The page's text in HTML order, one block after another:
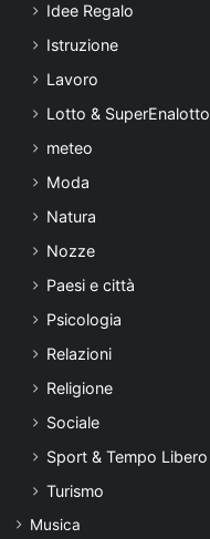
Idee Regalo
Istruzione
Lavoro
Lotto & SuperEnalotto
meteo
Moda
Natura
Nozze
Paesi e città
Psicologia
Relazioni
Religione
Sociale
Sport & Tempo Libero
Turismo
Musica